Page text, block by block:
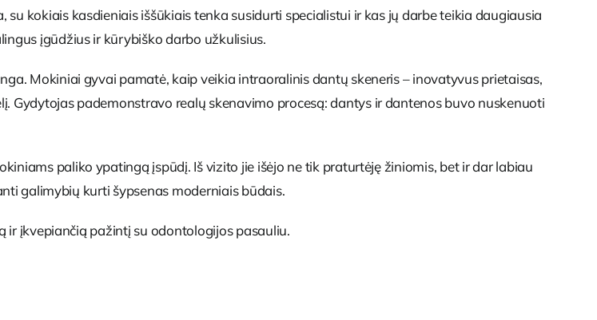
kokiais kasdieniais iššūkiais tenka susidurti specialistui ir kas jų darbe teikia daugiausia
įgūdžius ir kūrybiško darbo užkulisius.
Mokiniai gyvai pamatė, kaip veikia intraoralinis dantų skeneris – inovatyvus prietaisas,
Gydytojas pademonstravo realų skenavimo procesą: dantys ir dantenos buvo nuskenuoti
paliko ypatingą įspūdį. Iš vizito jie išėjo ne tik praturtėję žiniomis, bet ir dar labiau
galimybių kurti šypsenas moderniais būdais.
ir įkvepiančią pažintį su odontologijos pasauliu.